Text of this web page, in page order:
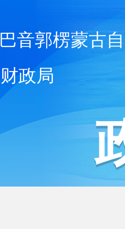
巴音郭楞蒙古
财政局